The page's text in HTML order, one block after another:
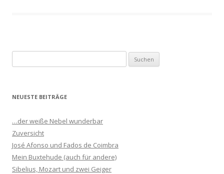
u
h
n
a
c
h
NEUESTE BEITRÄGE
…der weiße Nebel wunderbar
Zuversicht
José Afonso und Fados de Coimbra
Mein Buxtehude (auch für andere)
Sibelius, Mozart und zwei Geiger